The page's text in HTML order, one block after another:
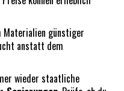
Materialien günstiger
anstatt dem
wieder staatliche